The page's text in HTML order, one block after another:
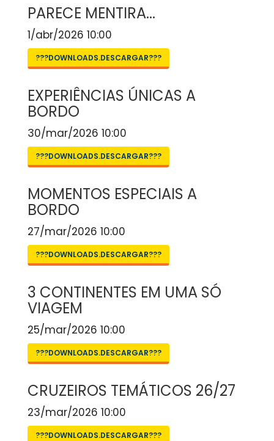
PARECE MENTIRA...
1/abr/2026 10:00
???DOWNLOADS.DESCARGAR???
EXPERIÊNCIAS ÚNICAS A
BORDO
30/mar/2026 10:00
???DOWNLOADS.DESCARGAR???
MOMENTOS ESPECIAIS A
BORDO
27/mar/2026 10:00
???DOWNLOADS.DESCARGAR???
3 CONTINENTES EM UMA SÓ
VIAGEM
25/mar/2026 10:00
???DOWNLOADS.DESCARGAR???
CRUZEIROS TEMÁTICOS 26/27
23/mar/2026 10:00
???DOWNLOADS.DESCARGAR???